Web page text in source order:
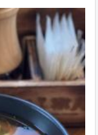
WiFi отключают -
невозможно.
за столиками
0
0
пожаловаться